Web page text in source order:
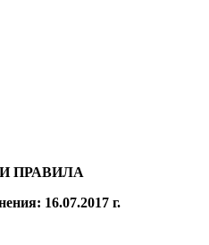
ПРАВИЛА
16.07.2017 г.